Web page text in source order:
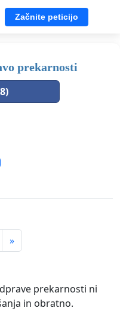
Začnite peticijo
prekarnosti
»
prekarnosti ni
in obratno.